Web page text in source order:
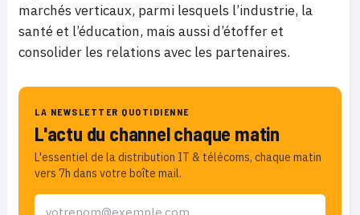
marchés verticaux, parmi lesquels l’industrie, la
santé et l’éducation, mais aussi d’étoffer et
consolider les relations avec les partenaires.
LA NEWSLETTER QUOTIDIENNE
L'actu du channel chaque matin
L'essentiel de la distribution IT & télécoms, chaque matin
vers 7h dans votre boîte mail.